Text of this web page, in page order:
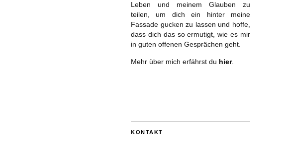
Leben und meinem Glauben zu
teilen, um dich ein hinter meine
Fassade gucken zu lassen und hoffe,
dass dich das so ermutigt, wie es mir
in guten offenen Gesprächen geht.
Mehr über mich erfährst du hier.
KONTAKT